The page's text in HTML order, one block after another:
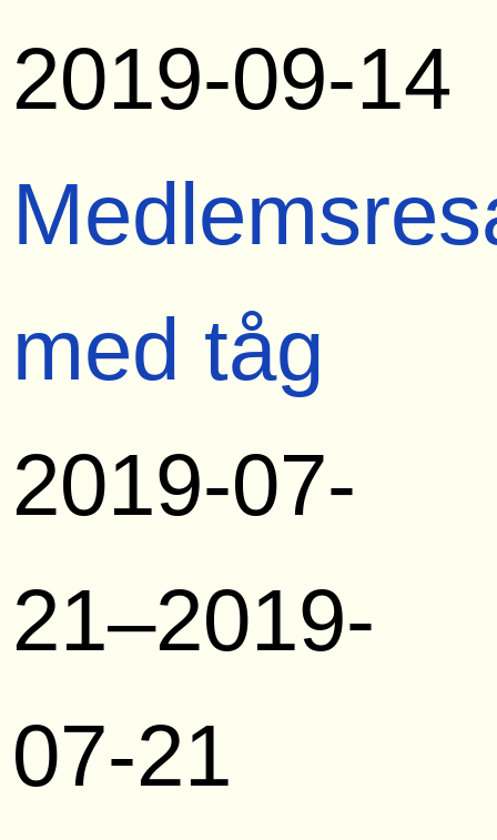
2019-09-14
med tåg
2019-07-
21–2019-
07-21